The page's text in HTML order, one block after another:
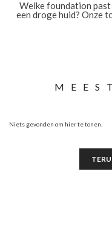
Welke foundation past
een droge huid? Onze
Niets gevonden om hier te tonen.